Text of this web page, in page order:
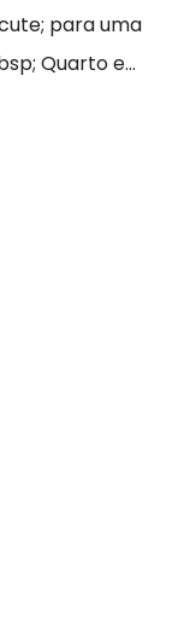
para uma
Quarto e...